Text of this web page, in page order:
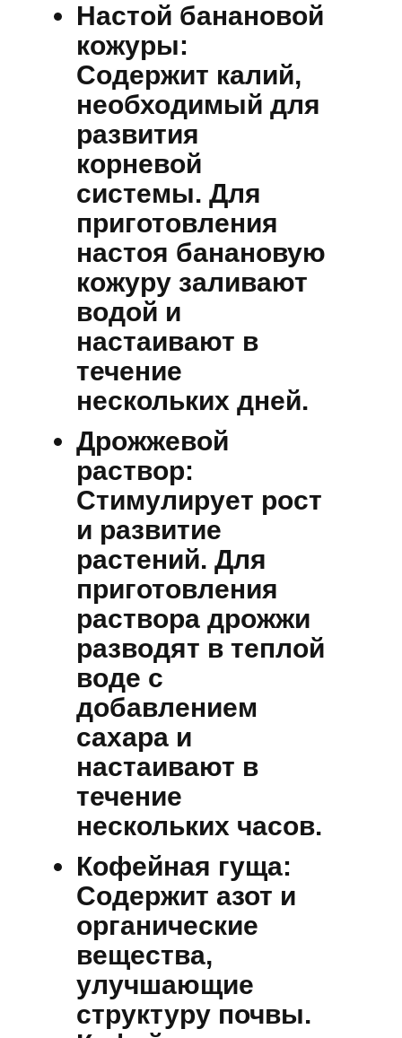
Настой банановой
кожуры:
Содержит калий,
необходимый для
развития
корневой
системы. Для
приготовления
настоя банановую
кожуру заливают
водой и
настаивают в
течение
нескольких дней.
Дрожжевой
раствор:
Стимулирует рост
и развитие
растений. Для
приготовления
раствора дрожжи
разводят в теплой
воде с
добавлением
сахара и
настаивают в
течение
нескольких часов.
Кофейная гуща:
Содержит азот и
органические
вещества,
улучшающие
структуру почвы.